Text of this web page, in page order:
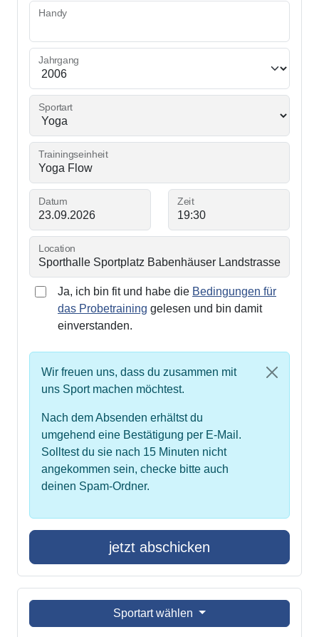
Handy
Jahrgang
Sportart
Trainingseinheit
Datum Zeit
Location
Ja, ich bin fit und habe die Bedingungen für
das Probetraining gelesen und bin damit
einverstanden.
Wir freuen uns, dass du zusammen mit
uns Sport machen möchtest.
Nach dem Absenden erhältst du
umgehend eine Bestätigung per E-Mail.
Solltest du sie nach 15 Minuten nicht
angekommen sein, checke bitte auch
deinen Spam-Ordner.
jetzt abschicken
Sportart wählen